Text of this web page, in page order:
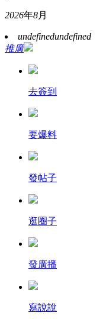
2026年8月
undefinedundefined
推廣
去簽到
要爆料
發帖子
逛圈子
發廣播
寫說說